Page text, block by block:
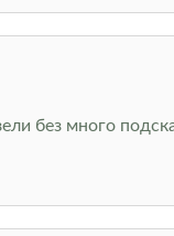
без много